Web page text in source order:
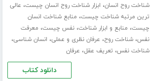
شناخت روح انسان، ابزار شناخت روح انسان چیست، عالی
ترین مرتبه شناخت چیست، منابع شناخت انسان
چیست، منابع و ابزار شناخت،نفس چیست، معرفت
نفس،شناخت روح، عرفان نظری و عملی، انسان شناسی،
شناخت نفس، تعریف عقل، عرفان
دانلود کتاب